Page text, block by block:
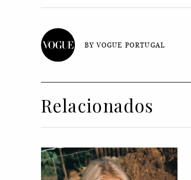
BY VOGUE PORTUGAL
Relacionados